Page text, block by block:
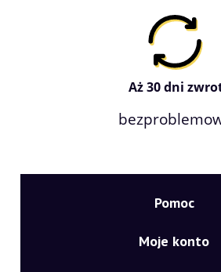
Aż 30 dni
Pomoc
Moje konto